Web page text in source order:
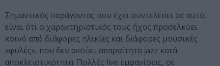
Σημαντικός παράγοντας που έχει συντελέσει σε αυτό,
είναι ότι ο χαρακτηριστικός τους ήχος προσελκύει
κοινό από διάφορες ηλικίες και διάφορες μουσικές
«φυλές», που δεν ακούει απαραίτητα jazz κατά
αποκλειστικότητα. Πολλές live εμφανίσεις, σε